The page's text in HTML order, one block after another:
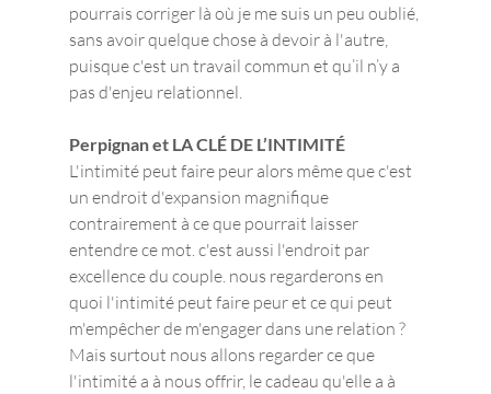
pourrais corriger là où je me suis un peu oublié,
sans avoir quelque chose à devoir à l'autre,
puisque c'est un travail commun et qu’il n’y a
pas d'enjeu relationnel.
Perpignan et LA CLÉ DE L’INTIMITÉ
L'intimité peut faire peur alors même que c'est
un endroit d'expansion magnifique
contrairement à ce que pourrait laisser
entendre ce mot. c'est aussi l'endroit par
excellence du couple. nous regarderons en
quoi l'intimité peut faire peur et ce qui peut
m'empêcher de m'engager dans une relation ?
Mais surtout nous allons regarder ce que
l'intimité a à nous offrir, le cadeau qu'elle a à